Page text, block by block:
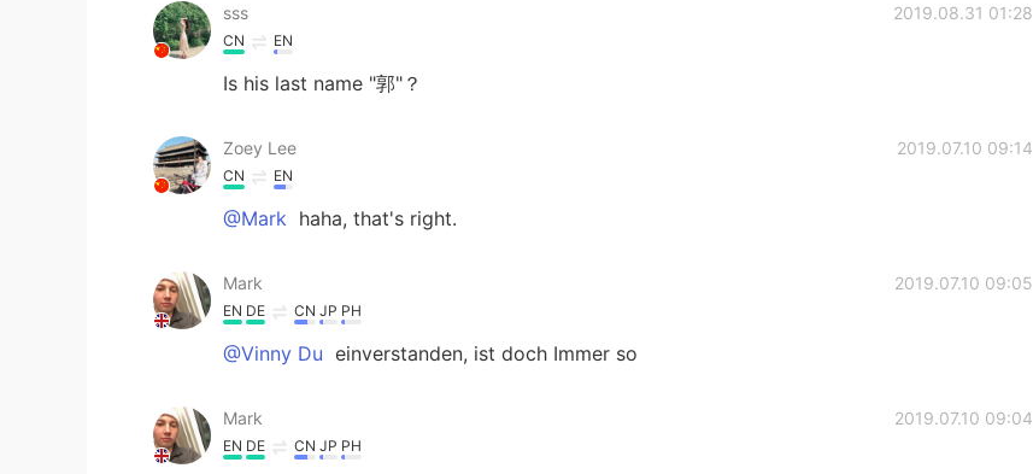
sss 2019.08.31 01:28
CN EN
Is his last name "郭"？
Zoey Lee 2019.07.10 09:14
CN EN
@Mark haha, that's right.
Mark 2019.07.10 09:05
EN DE CN JP PH
@Vinny Du einverstanden, ist doch Immer so
Mark 2019.07.10 09:04
EN DE CN JP PH